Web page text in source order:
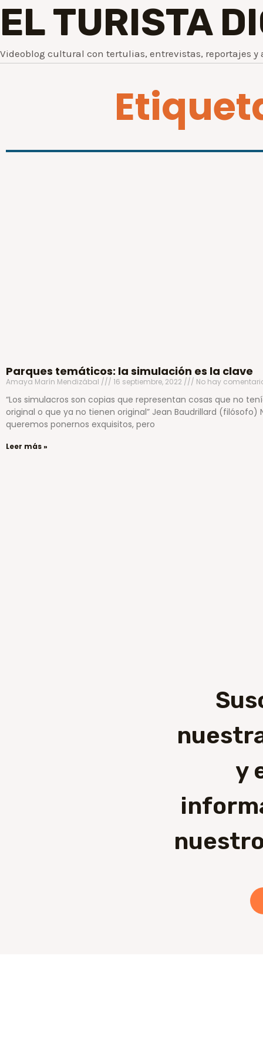
EL TURISTA
Videoblog cultural con tertulias, entrevistas, reportajes y
Parques temáticos: la simulación es la clave
Amaya Marín Mendizábal 16 septiembre, 2022 No hay
“Los simulacros son copias que representan cosas que no
original o que ya no tienen original” Jean Baudrillard (filósofo)
queremos ponernos exquisitos, pero
Leer más »
y